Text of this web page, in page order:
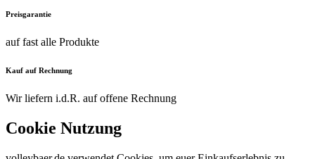
Preisgarantie
auf fast alle Produkte
Kauf auf Rechnung
Wir liefern i.d.R. auf offene Rechnung
Cookie Nutzung